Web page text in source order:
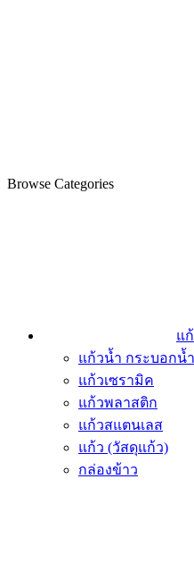
Browse Categories
แ
แก้วน้ำ กระบอกน้
แก้วเซรามิค
แก้วพลาสติก
แก้วสแตนเลส
แก้ว (วัสดุแก้ว)
กล่องข้าว